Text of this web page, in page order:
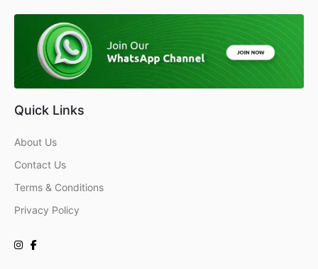
Quick Links
About Us
Contact Us
Terms & Conditions
Privacy Policy